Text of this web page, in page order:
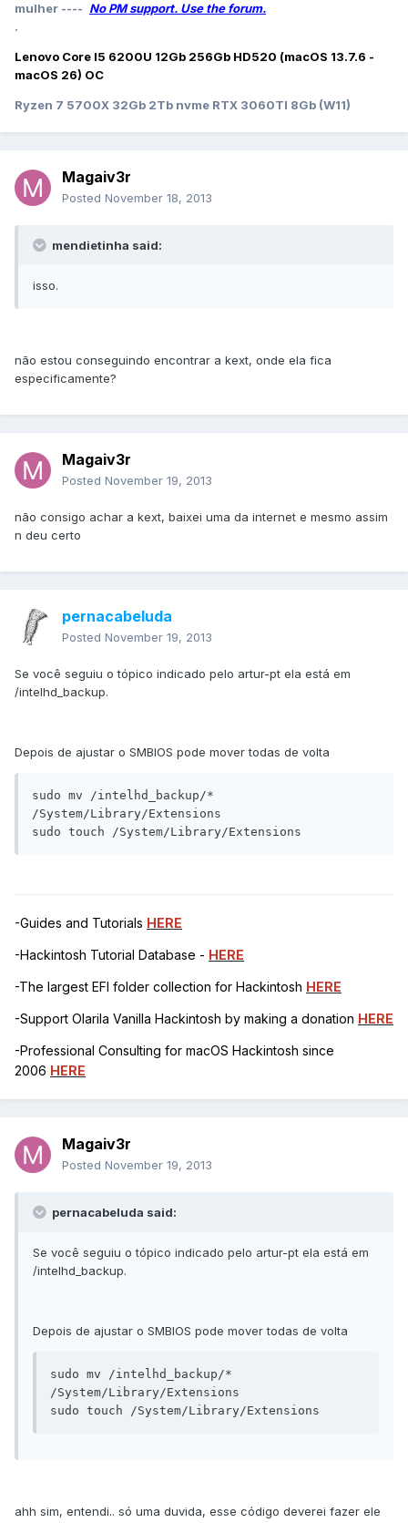
mulher ---- No PM support. Use the forum.
.
Lenovo Core I5 6200U 12Gb 256Gb HD520 (macOS 13.7.6 -
macOS 26) OC
Ryzen 7 5700X 32Gb 2Tb nvme RTX 3060TI 8Gb (W11)
Magaiv3r
Posted November 18, 2013
mendietinha said:
isso.
não estou conseguindo encontrar a kext, onde ela fica
especificamente?
Magaiv3r
Posted November 19, 2013
não consigo achar a kext, baixei uma da internet e mesmo assim
n deu certo
pernacabeluda
Posted November 19, 2013
Se você seguiu o tópico indicado pelo artur-pt ela está em
/intelhd_backup.
Depois de ajustar o SMBIOS pode mover todas de volta
sudo mv /intelhd_backup/*
/System/Library/Extensions
sudo touch /System/Library/Extensions
-Guides and Tutorials HERE
-Hackintosh Tutorial Database - HERE
-The largest EFI folder collection for Hackintosh HERE
-Support Olarila Vanilla Hackintosh by making a donation HERE
-Professional Consulting for macOS Hackintosh since
2006 HERE
Magaiv3r
Posted November 19, 2013
pernacabeluda said:
Se você seguiu o tópico indicado pelo artur-pt ela está em
/intelhd_backup.
Depois de ajustar o SMBIOS pode mover todas de volta
sudo mv /intelhd_backup/*
/System/Library/Extensions
sudo touch /System/Library/Extensions
ahh sim, entendi.. só uma duvida, esse código deverei fazer ele